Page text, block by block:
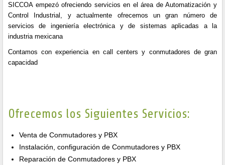
SICCOA empezó ofreciendo servicios en el área de Automatización y
Control Industrial, y actualmente ofrecemos un gran número de
servicios de ingeniería electrónica y de sistemas aplicadas a la
industria mexicana
Contamos con experiencia en call centers y conmutadores de gran
capacidad
Ofrecemos los Siguientes Servicios:
Venta de Conmutadores y PBX
Instalación, configuración de Conmutadores y PBX
Reparación de Conmutadores y PBX